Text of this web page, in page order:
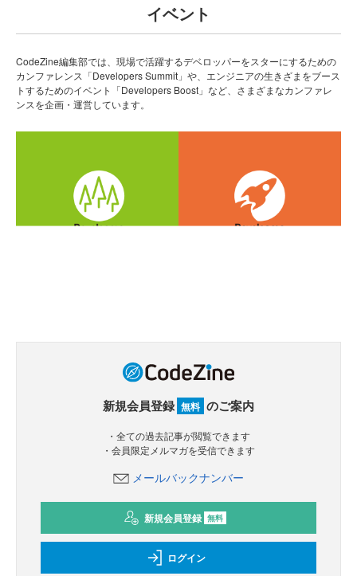
イベント
CodeZine編集部では、現場で活躍するデベロッパーをスターにするための
カンファレンス「Developers Summit」や、エンジニアの生きざまをブース
トするためのイベント「Developers Boost」など、さまざまなカンファレ
ンスを企画・運営しています。
新規会員登録 無料 のご案内
・全ての過去記事が閲覧できます
・会員限定メルマガを受信できます
メールバックナンバー
新規会員登録 無料
ログイン